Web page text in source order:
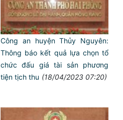
Công an huyện Thủy Nguyên:
Thông báo kết quả lựa chọn tổ
chức đấu giá tài sản phương
tiện tịch thu (18/04/2023 07:20)